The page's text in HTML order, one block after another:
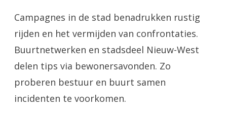
Campagnes in de stad benadrukken rustig
rijden en het vermijden van confrontaties.
Buurtnetwerken en stadsdeel Nieuw-West
delen tips via bewonersavonden. Zo
proberen bestuur en buurt samen
incidenten te voorkomen.